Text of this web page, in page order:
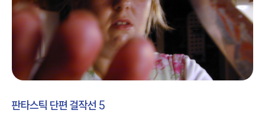
판타스틱 단편 걸작선 5